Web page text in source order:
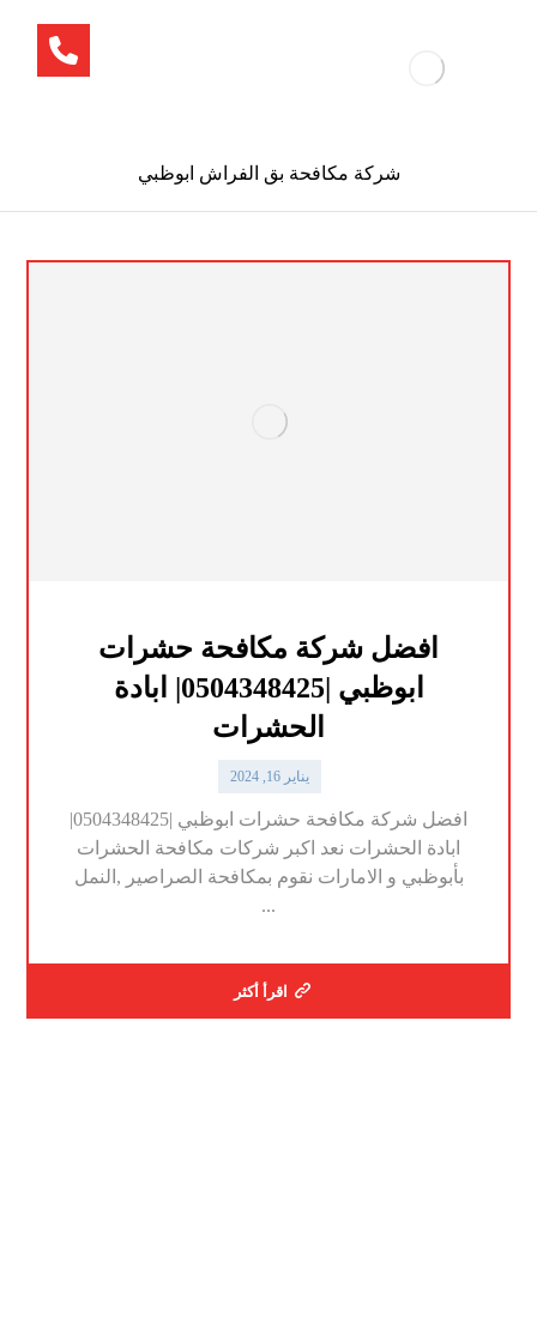
شركة مكافحة بق الفراش ابوظبي
افضل شركة مكافحة حشرات
ابوظبي |0504348425| ابادة
الحشرات
يناير 16, 2024
افضل شركة مكافحة حشرات ابوظبي |0504348425|
ابادة الحشرات نعد اكبر شركات مكافحة الحشرات
بأبوظبي و الامارات نقوم بمكافحة الصراصير ,النمل
...
اقرأ أكثر